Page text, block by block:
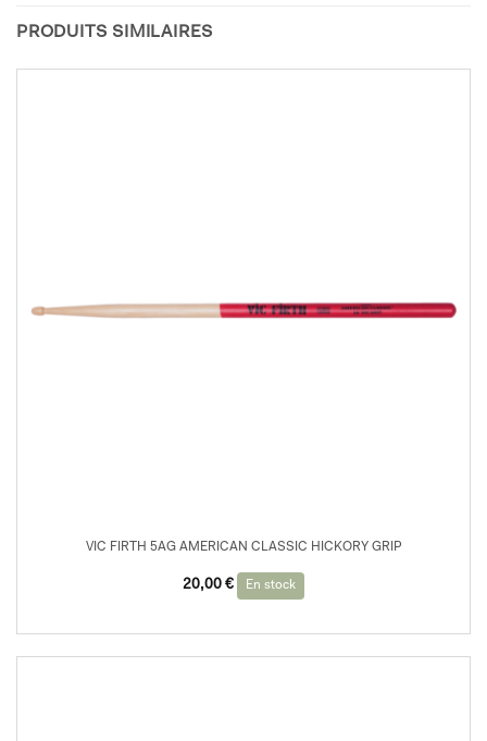
PRODUITS SIMILAIRES
VIC FIRTH 5AG AMERICAN CLASSIC HICKORY GRIP
20,00 € En stock